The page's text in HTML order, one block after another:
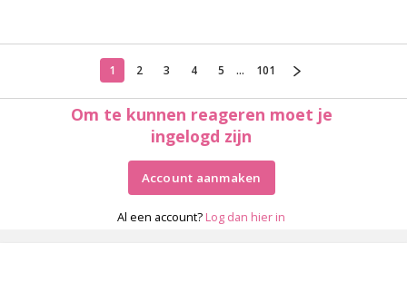
1 2 3 4 5 ... 101
Om te kunnen reageren moet je
ingelogd zijn
Account aanmaken
Al een account? Log dan hier in